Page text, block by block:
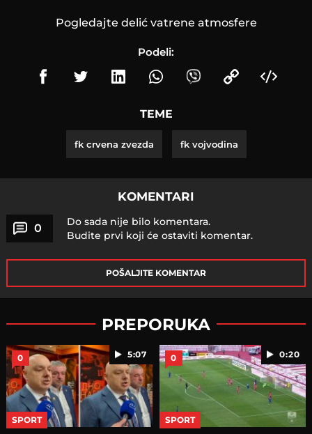
Pogledajte delić vatrene atmosfere
Podeli:
TEME
fk crvena zvezda fk vojvodina
KOMENTARI
0
Do sada nije bilo komentara.
Budite prvi koji će ostaviti komentar.
POŠALJITE KOMENTAR
PREPORUKA
5:07
0
SPORT
0:20
0
SPORT